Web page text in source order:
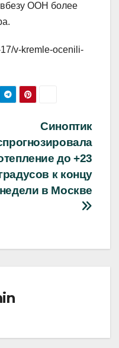
ООН более
v-kremle-ocenili-
Синоптик
до +23
к концу
недели в Москве